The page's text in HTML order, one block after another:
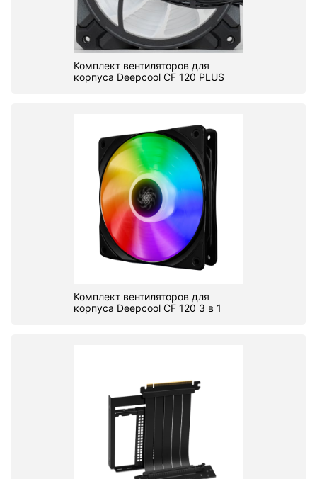
Комплект вентиляторов для
корпуса Deepcool CF 120 PLUS
Комплект вентиляторов для
корпуса Deepcool CF 120 3 в 1